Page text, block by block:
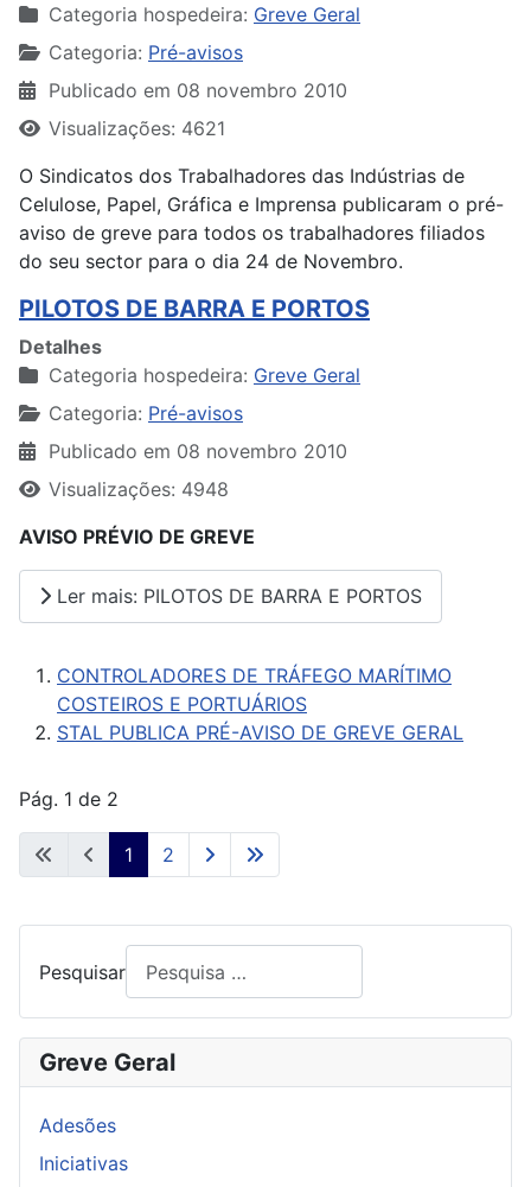
Categoria hospedeira: Greve Geral
Categoria: Pré-avisos
Publicado em 08 novembro 2010
Visualizações: 4621
O Sindicatos dos Trabalhadores das Indústrias de
Celulose, Papel, Gráfica e Imprensa publicaram o pré-
aviso de greve para todos os trabalhadores filiados
do seu sector para o dia 24 de Novembro.
PILOTOS DE BARRA E PORTOS
Detalhes
Categoria hospedeira: Greve Geral
Categoria: Pré-avisos
Publicado em 08 novembro 2010
Visualizações: 4948
AVISO PRÉVIO DE GREVE
Ler mais: PILOTOS DE BARRA E PORTOS
CONTROLADORES DE TRÁFEGO MARÍTIMO
COSTEIROS E PORTUÁRIOS
STAL PUBLICA PRÉ-AVISO DE GREVE GERAL
Pág. 1 de 2
1 2
Pesquisar
Greve Geral
Adesões
Iniciativas